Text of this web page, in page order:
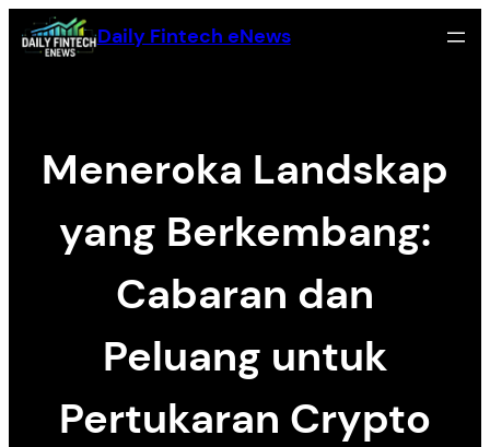
Skip
to
Daily Fintech eNews
Meneroka Landskap
yang Berkembang:
Cabaran dan
Peluang untuk
Pertukaran Crypto